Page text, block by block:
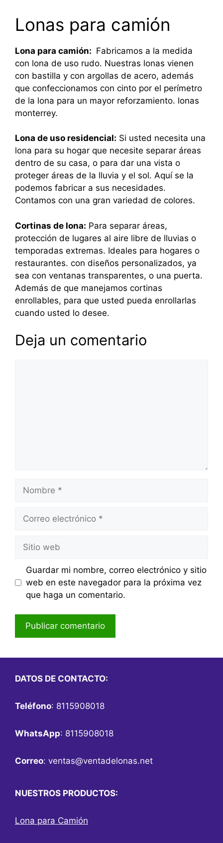
Lonas para camión
Lona para camión: Fabricamos a la medida
con lona de uso rudo. Nuestras lonas vienen
con bastilla y con argollas de acero, además
que confeccionamos con cinto por el perímetro
de la lona para un mayor reforzamiento. lonas
monterrey.
Lona de uso residencial: Si usted necesita una
lona para su hogar que necesite separar áreas
dentro de su casa, o para dar una vista o
proteger áreas de la lluvia y el sol. Aquí se la
podemos fabricar a sus necesidades.
Contamos con una gran variedad de colores.
Cortinas de lona: Para separar áreas,
protección de lugares al aire libre de lluvias o
temporadas extremas. Ideales para hogares o
restaurantes. con diseños personalizados, ya
sea con ventanas transparentes, o una puerta.
Además de que manejamos cortinas
enrollables, para que usted pueda enrollarlas
cuando usted lo desee.
Deja un comentario
Nombre
Correo
Sitio
web
Guardar mi nombre, correo electrónico y sitio
web en este navegador para la próxima vez
que haga un comentario.
DATOS DE CONTACTO:
Teléfono: 8115908018
WhatsApp: 8115908018
Correo: ventas@ventadelonas.net
NUESTROS PRODUCTOS:
Lona para Camión